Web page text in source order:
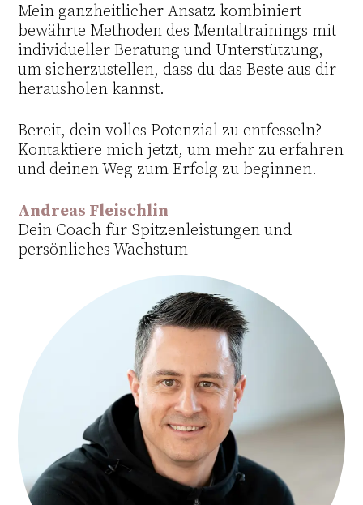
Mein ganzheitlicher Ansatz kombiniert
bewährte Methoden des Mentaltrainings mit
individueller Beratung und Unterstützung,
um sicherzustellen, dass du das Beste aus dir
herausholen kannst.
Bereit, dein volles Potenzial zu entfesseln?
Kontaktiere mich jetzt, um mehr zu erfahren
und deinen Weg zum Erfolg zu beginnen.
Andreas Fleischlin
Dein Coach für Spitzenleistungen und
persönliches Wachstum